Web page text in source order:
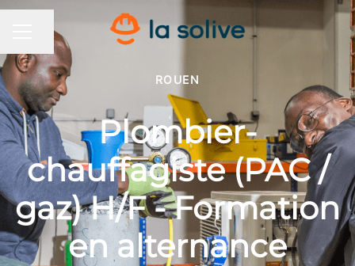
MENU CARRIÈRE
Partager la page
ROUEN
Plombier-
chauffagiste (PAC /
gaz) H/F - Formation
en alternance